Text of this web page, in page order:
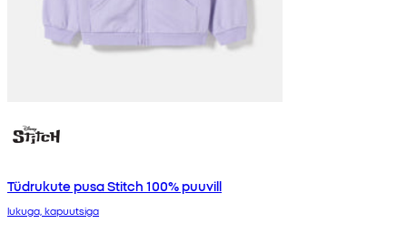
Tüdrukute pusa Stitch 100% puuvill
lukuga, kapuutsiga